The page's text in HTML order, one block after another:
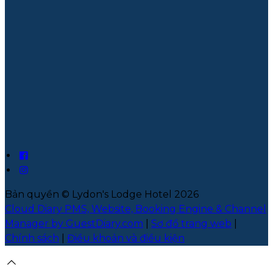
Bản quyền © Lydon's Lodge Hotel 2026
Cloud Diary PMS, Website, Booking Engine & Channel
Manager by GuestDiary.com
Sơ đồ trang web
Chính sách
Điều khoản và điều kiện